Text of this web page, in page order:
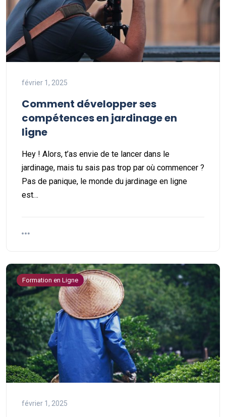
février 1, 2025
Comment développer ses
compétences en jardinage en
ligne
Hey ! Alors, t’as envie de te lancer dans le
jardinage, mais tu sais pas trop par où commencer ?
Pas de panique, le monde du jardinage en ligne
est…
Formation en Ligne
février 1, 2025